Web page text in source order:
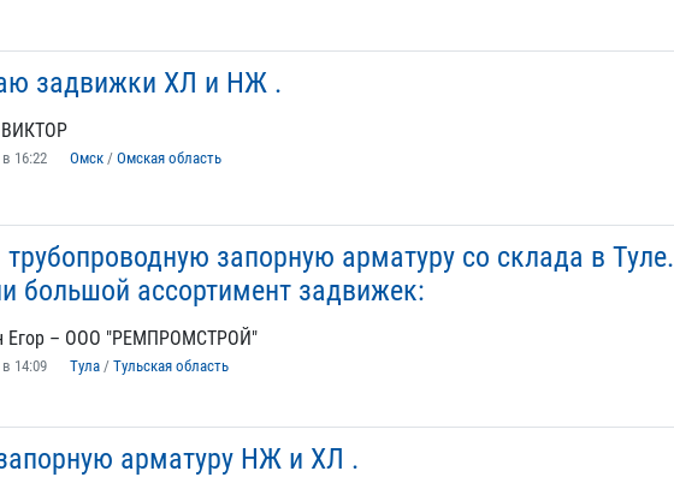
задвижки ХЛ и НЖ .
в 16:22 Омск / Омская область
запорную арматуру со склада в Туле.
большой ассортимент задвижек:
Егор – ООО "РЕМПРОМСТРОЙ"
в 14:09 Тула / Тульская область
арматуру НЖ и ХЛ .